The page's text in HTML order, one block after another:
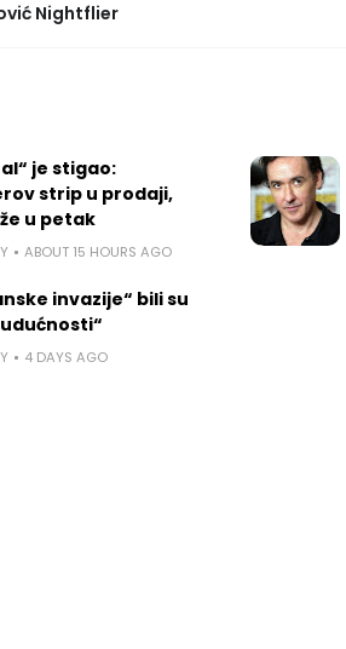
Nightflier
je stigao:
strip u prodaji,
u petak
ABOUT 15 HOURS AGO
invazije“ bili su
4 DAYS AGO